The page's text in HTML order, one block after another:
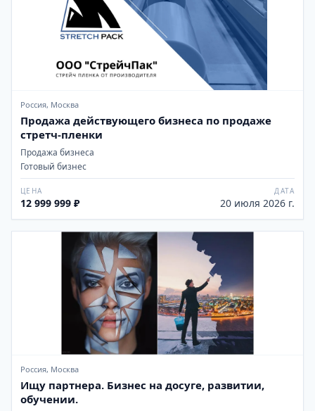
Россия, Москва
Продажа действующего бизнеса по продаже
стретч-пленки
Продажа бизнеса
Готовый бизнес
ЦЕНА
12 999 999 ₽
ДАТА
20 июля 2026 г.
Россия, Москва
Ищу партнера. Бизнес на досуге, развитии,
обучении.